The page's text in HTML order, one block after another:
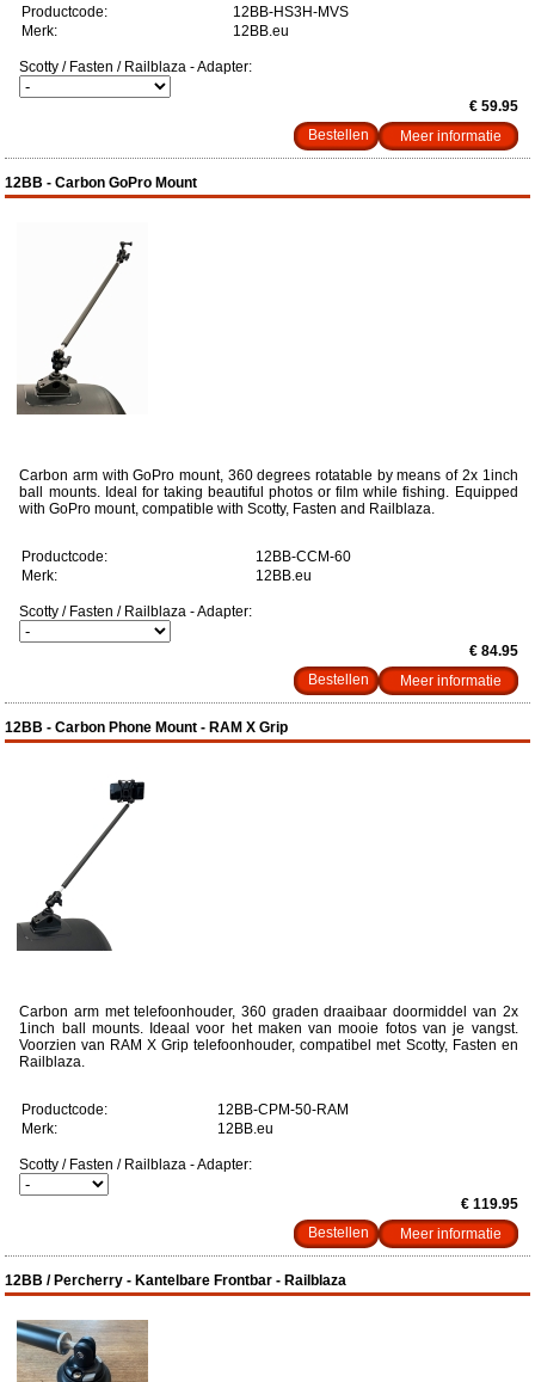
Productcode:
12BB-HS3H-MVS
Merk:
12BB.eu
Scotty / Fasten / Railblaza - Adapter:
€ 59.95
Meer informatie
12BB - Carbon GoPro Mount
Carbon arm with GoPro mount, 360 degrees rotatable by means of 2x 1inch
ball mounts. Ideal for taking beautiful photos or film while fishing. Equipped
with GoPro mount, compatible with Scotty, Fasten and Railblaza.
Productcode:
12BB-CCM-60
Merk:
12BB.eu
Scotty / Fasten / Railblaza - Adapter:
€ 84.95
Meer informatie
12BB - Carbon Phone Mount - RAM X Grip
Carbon arm met telefoonhouder, 360 graden draaibaar doormiddel van 2x
1inch ball mounts. Ideaal voor het maken van mooie fotos van je vangst.
Voorzien van RAM X Grip telefoonhouder, compatibel met Scotty, Fasten en
Railblaza.
Productcode:
12BB-CPM-50-RAM
Merk:
12BB.eu
Scotty / Fasten / Railblaza - Adapter:
€ 119.95
Meer informatie
12BB / Percherry - Kantelbare Frontbar - Railblaza